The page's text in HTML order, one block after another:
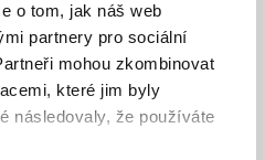
o tom, jak náš web
partnery pro sociální
mohou zkombinovat
které jim byly
následovaly, že používáte
první!
na jaké zboží je výhodná
k odběru našich e-
zpracováním osobních údajů.